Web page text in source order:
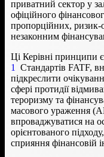
приватний сектор у
офіційного
пропорційних, ризик-
незаконним
Ці Керівні принципи
1
Стандартів FATF,
підкреслити
сфері протидії
тероризму та
масового ураження
впроваджуватися на
орієнтованого
сприяння фінансовій